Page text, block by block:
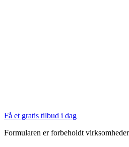
Få et gratis tilbud i dag
Formularen er forbeholdt